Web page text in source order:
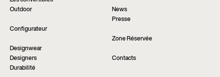
Outdoor
News
Presse
Configurateur
Zone Réservée
Designwear
Designers
Contacts
Durabilité